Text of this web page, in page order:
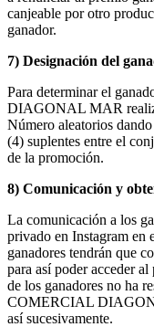
canjeable por otro
ganador.
7) Designación del
Para determinar el
DIAGONAL MAR
Número aleatorios
(4) suplentes entre el
de la promoción.
8) Comunicación y
La comunicación a los
privado en Instagram en
ganadores tendrán que
para así poder acceder
de los ganadores no ha
COMERCIAL
así sucesivamente.